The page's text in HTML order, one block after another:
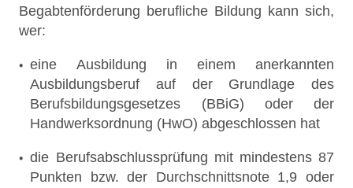
Begabtenförderung berufliche Bildung kann sich,
wer:
eine Ausbildung in einem anerkannten
Ausbildungsberuf auf der Grundlage des
Berufsbildungsgesetzes (BBiG) oder der
Handwerksordnung (HwO) abgeschlossen hat
die Berufsabschlussprüfung mit mindestens 87
Punkten bzw. der Durchschnittsnote 1,9 oder